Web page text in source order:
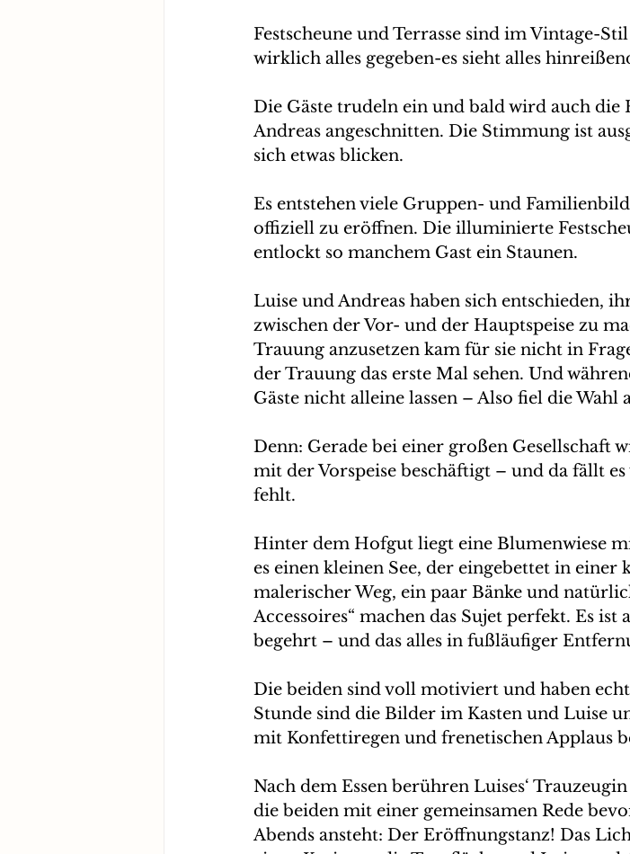
Festscheune und Terrasse sind im Vintage-
wirklich alles gegeben-es sieht alles
Die Gäste trudeln ein und bald wird auch
Andreas angeschnitten. Die Stimmung ist
sich etwas blicken.
Es entstehen viele Gruppen- und
offiziell zu eröffnen. Die illuminierte
entlockt so manchem Gast ein Staunen.
Luise und Andreas haben sich entschieden,
zwischen der Vor- und der Hauptspeise zu
Trauung anzusetzen kam für sie nicht in
der Trauung das erste Mal sehen. Und
Gäste nicht alleine lassen – Also fiel die Wahl
Denn: Gerade bei einer großen Gesellschaft
mit der Vorspeise beschäftigt – und da fällt
fehlt.
Hinter dem Hofgut liegt eine Blumenwiese
es einen kleinen See, der eingebettet in einer
malerischer Weg, ein paar Bänke und
Accessoires“ machen das Sujet perfekt. Es ist
begehrt – und das alles in fußläufiger
Die beiden sind voll motiviert und haben
Stunde sind die Bilder im Kasten und Luise
mit Konfettiregen und frenetischen Applaus
Nach dem Essen berühren Luises‘
die beiden mit einer gemeinsamen Rede
Abends ansteht: Der Eröffnungstanz! Das